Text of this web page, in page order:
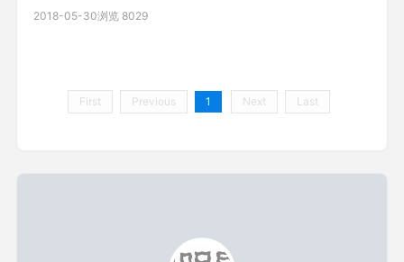
$(this).parent('.number').children("input").last().val(mm);
2018-05-30浏览 8029
First Previous 1 Next Last